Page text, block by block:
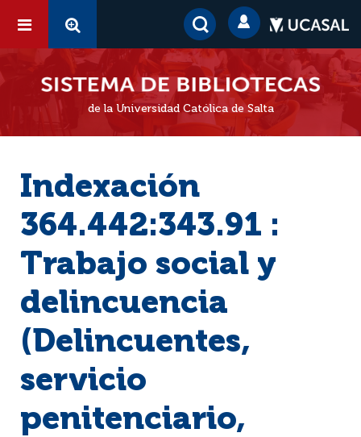
de la Universidad Católica de Salta
Indexación
364.442:343.91 :
Trabajo social y
delincuencia
(Delincuentes,
servicio
penitenciario,